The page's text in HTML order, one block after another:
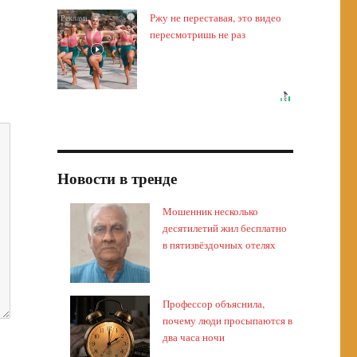
i
Ржу не переставая, это видео
пересмотришь не раз
Новости в тренде
Мошенник несколько
десятилетий жил бесплатно
в пятизвёздочных отелях
Профессор объяснила,
почему люди просыпаются в
два часа ночи